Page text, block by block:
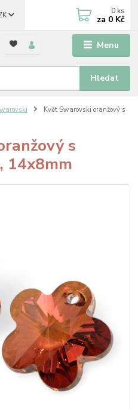
Menu
Hledat
0 ks
za 0 Kč
Květ Swarovski oranžový s
s
14x8mm